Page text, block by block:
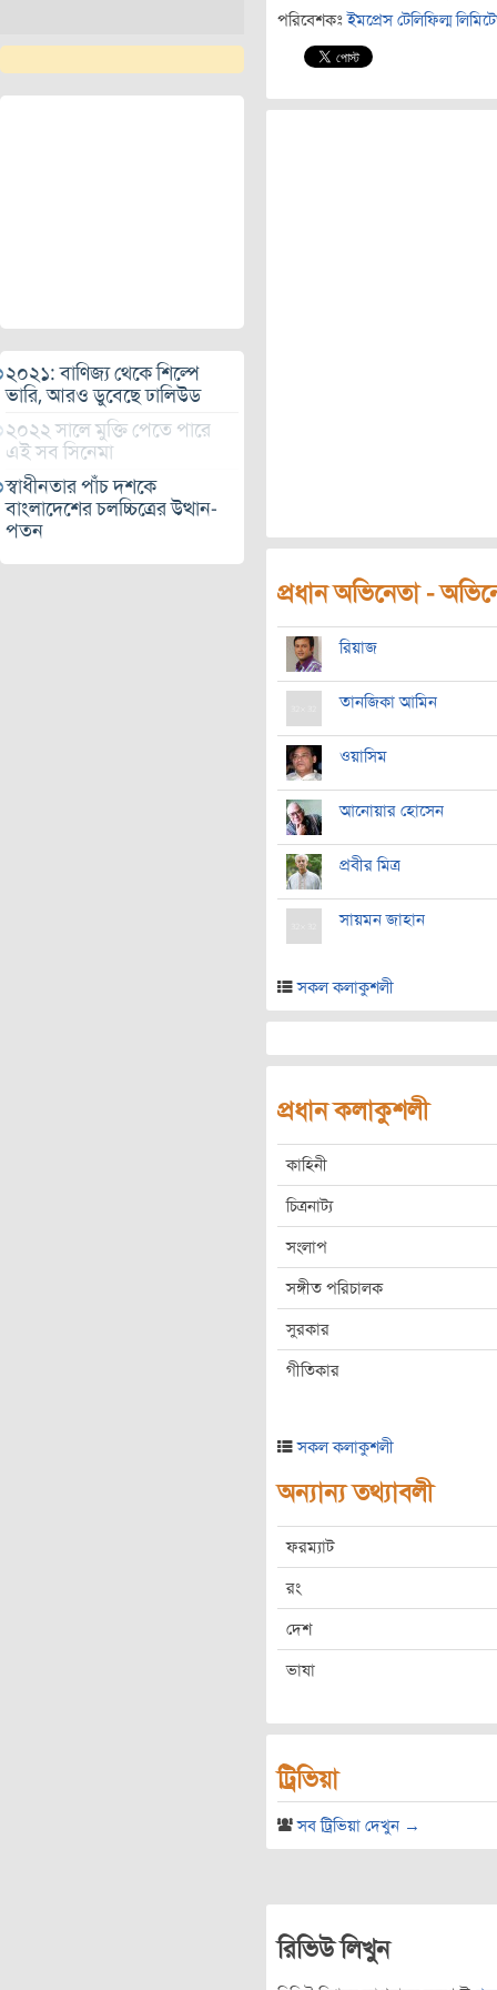
২০২১: বাণিজ্য থেকে শিল্পে
ভারি, আরও ডুবেছে ঢালিউড
২০২২ সালে মুক্তি পেতে পারে
এই সব সিনেমা
স্বাধীনতার পাঁচ দশকে
বাংলাদেশের চলচ্চিত্রের উত্থান-
পতন
পরিবেশকঃ ইমপ্রেস টেলিফিল্ম
প্রধান অভিনেতা -
রিয়াজ
তানজিকা আমিন
ওয়াসিম
আনোয়ার হোসেন
প্রবীর মিত্র
সায়মন জাহান
সকল কলাকুশলী
প্রধান কলাকুশলী
কাহিনী
চিত্রনাট্য
সংলাপ
সঙ্গীত পরিচালক
সুরকার
গীতিকার
সকল কলাকুশলী
অন্যান্য তথ্যাবলী
ফরম্যাট
রং
দেশ
ভাষা
ট্রিভিয়া
সব ট্রিভিয়া দেখুন →
রিভিউ লিখুন